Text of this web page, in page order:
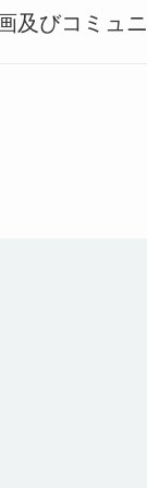
及びコミュ